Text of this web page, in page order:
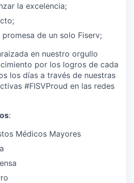
la excelencia;
de un solo Fiserv;
en nuestro orgullo
por los logros de cada
los días a través de nuestras
#FISVProud en las redes
:
Médicos Mayores